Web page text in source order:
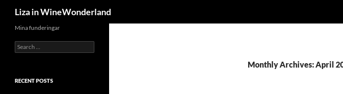
content
Liza in WineWonderland
Monthly Archives: April
Mina funderingar
Search
for:
RECENT POSTS